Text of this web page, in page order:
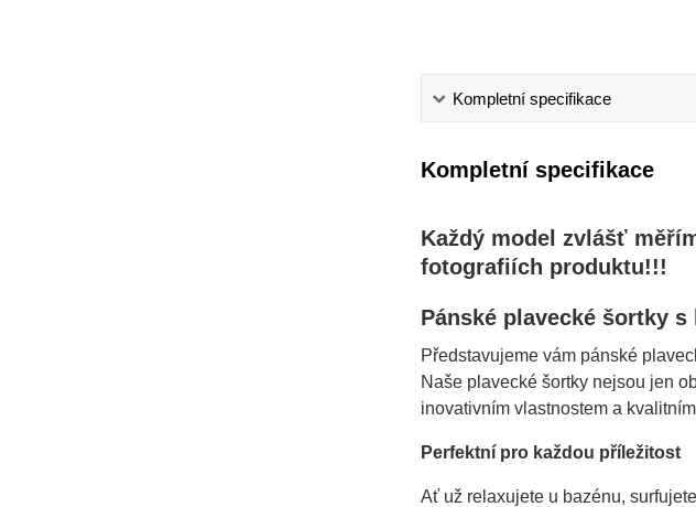
Kompletní specifikace
Kompletní specifikace
Každý model zvlášť
fotografiích produktu!!!
Pánské plavecké šortky
Představujeme vám pánské
Naše plavecké šortky nejsou jen
inovativním vlastnostem a
Perfektní pro každou příležitost
Ať už relaxujete u bazénu,